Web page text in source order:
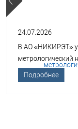
24.07.2026
В АО «НИКИРЭТ»
метрологический
Подробнее